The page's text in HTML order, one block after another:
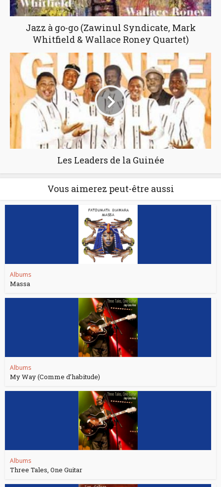
Jazz à go-go (Zawinul Syndicate, Mark
Whitfield & Wallace Roney Quartet)
Les Leaders de la Guinée
Vous aimerez peut-être aussi
Albums
Massa
Albums
My Way (Comme d’habitude)
Albums
Three Tales, One Guitar